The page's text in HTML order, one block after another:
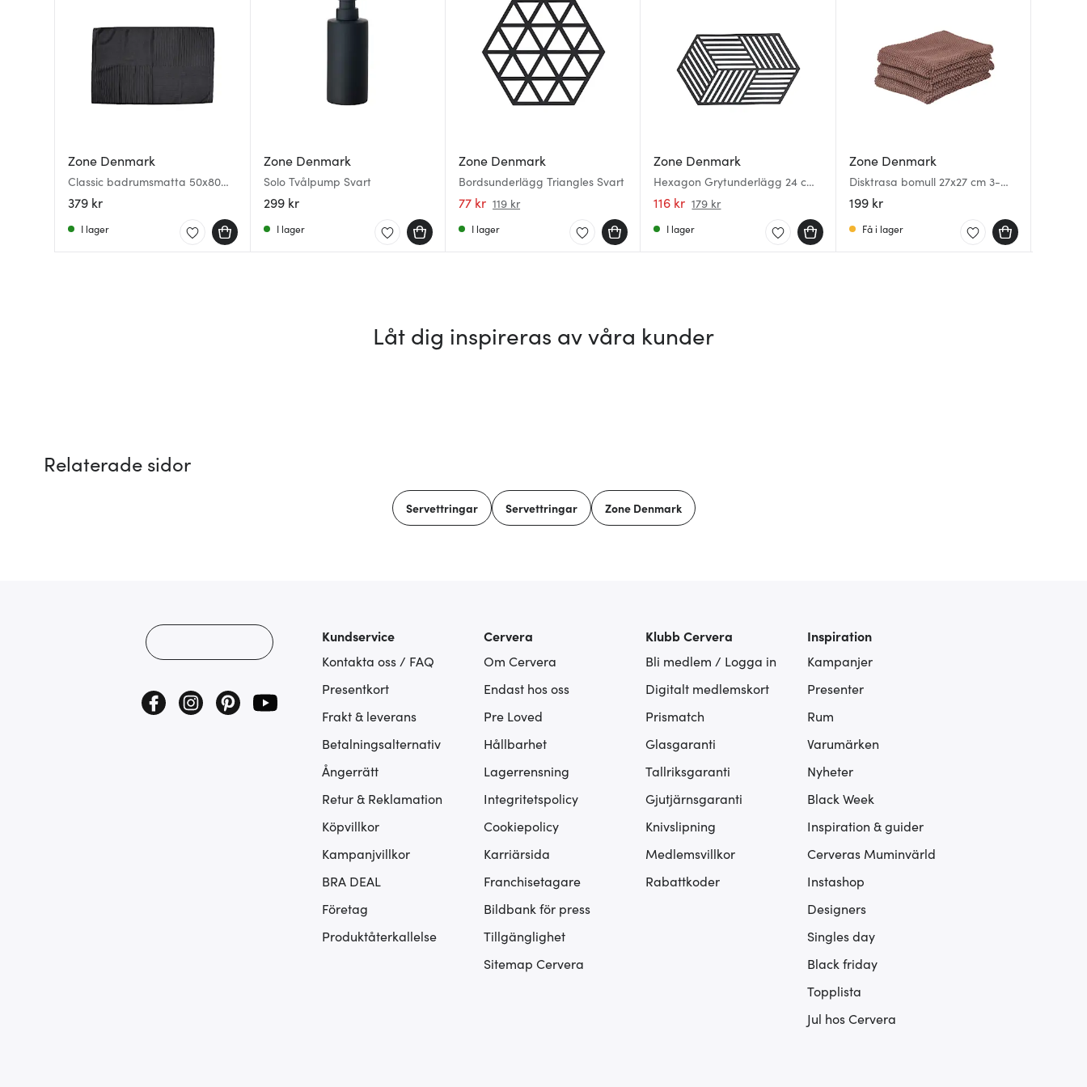
Zone Denmark
Classic badrumsmatta 50x80
cm svart
379 kr
I lager
Zone Denmark
Solo Tvålpump Svart
299 kr
I lager
Zone Denmark
Bordsunderlägg Triangles Svart
77 kr 119 kr
I lager
Zone Denmark
Hexagon Grytunderlägg 24 cm
Black
116 kr 179 kr
I lager
Zone Denmark
Disktrasa bomull 27x27 cm 3-
pack brun
199 kr
Få i lager
Låt dig inspireras av våra kunder
Relaterade sidor
Servettringar Servettringar Zone Denmark
Kundservice
Kontakta oss / FAQ
Presentkort
Frakt & leverans
Betalningsalternativ
Ångerrätt
Retur & Reklamation
Köpvillkor
Kampanjvillkor
BRA DEAL
Företag
Produktåterkallelse
Cervera
Om Cervera
Endast hos oss
Pre Loved
Hållbarhet
Lagerrensning
Integritetspolicy
Cookiepolicy
Karriärsida
Franchisetagare
Bildbank för press
Tillgänglighet
Sitemap Cervera
Klubb Cervera
Bli medlem / Logga in
Digitalt medlemskort
Prismatch
Glasgaranti
Tallriksgaranti
Gjutjärnsgaranti
Knivslipning
Medlemsvillkor
Rabattkoder
Inspiration
Kampanjer
Presenter
Rum
Varumärken
Nyheter
Black Week
Inspiration & guider
Cerveras Muminvärld
Instashop
Designers
Singles day
Black friday
Topplista
Jul hos Cervera